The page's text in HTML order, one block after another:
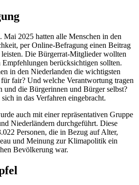
2025 hatten alle Menschen in den
per Online-Befragung einen Beitrag
Die Bürgerrat-Mitglieder wollten
berücksichtigen sollten.
in den Niederlanden die wichtigsten
für fair? Und welche Verantwortung tragen
und die Bürgerinnen und Bürger selbst?
in das Verfahren eingebracht.
auch mit einer repräsentativen Gruppe
Niederländern durchgeführt. Diese
Personen, die in Bezug auf Alter,
und Meinung zur Klimapolitik ein
Bevölkerung war.